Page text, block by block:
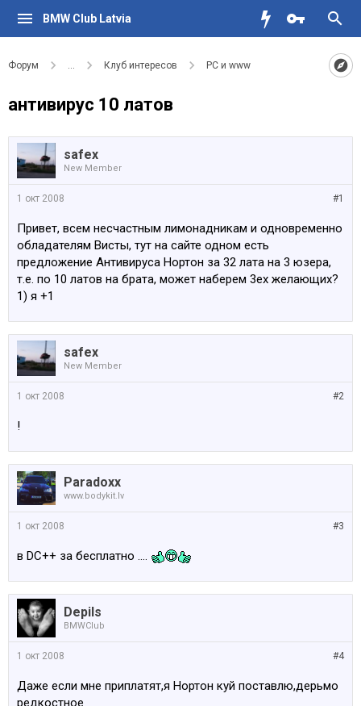
BMW Club Latvia
Форум ... Клуб интересов PC и www
антивирус 10 латов
safex
New Member
#1
1 окт 2008
Привет, всем несчастным лимонадникам и одновременно
обладателям Висты, тут на сайте одном есть
предложение Антивируса Нортон за 32 лата на 3 юзера,
т.е. по 10 латов на брата, может наберем 3ех желающих?
1) я +1
safex
New Member
#2
1 окт 2008
!
Paradoxx
www.bodykit.lv
#3
1 окт 2008
в DC++ за бесплатно ....
Depils
BMWClub
#4
1 окт 2008
Даже если мне приплатят,я Нортон куй поставлю,дерьмо
редкостное